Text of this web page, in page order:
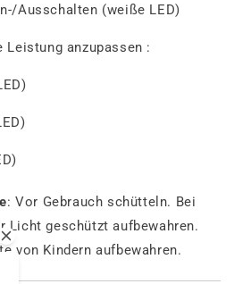
Ausschalten (weiße LED)
Leistung anzupassen :
: Vor Gebrauch schütteln. Bei
Licht geschützt aufbewahren.
von Kindern aufbewahren.